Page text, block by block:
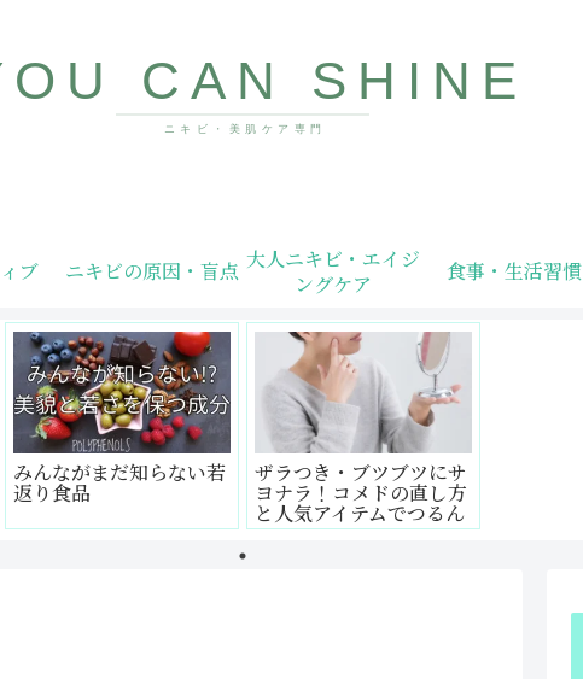
ブ ニキビの原因・盲点 大人ニキビ・エイジ
ングケア
食事・生活習慣
みんながまだ知らない若
返り食品
ザラつき・ブツブツにサ
ヨナラ！コメドの直し方
と人気アイテムでつるん
肌へ